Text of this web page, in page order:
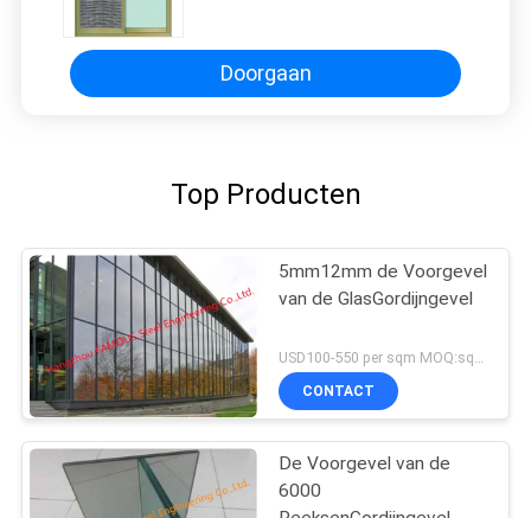
Doorgaan
Top Producten
5mm12mm de Voorgevel
van de GlasGordijngevel
USD100-550 per sqm MOQ:sqm 300
CONTACT
De Voorgevel van de
6000